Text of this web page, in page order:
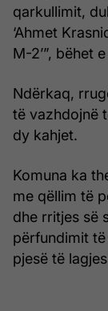
qarkullimit,
‘Ahmet
M-2’”, bëhet
Ndërkaq,
të vazhdojnë
dy kahjet.
Komuna ka
me qëllim të
dhe rritjes së
përfundimit
pjesë të